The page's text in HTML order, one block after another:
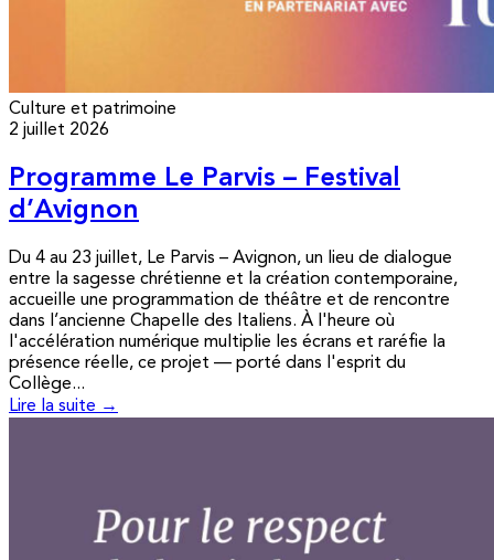
Culture et patrimoine
2 juillet 2026
Programme Le Parvis – Festival
d’Avignon
Du 4 au 23 juillet, Le Parvis – Avignon, un lieu de dialogue
entre la sagesse chrétienne et la création contemporaine,
accueille une programmation de théâtre et de rencontre
dans l’ancienne Chapelle des Italiens. À l'heure où
l'accélération numérique multiplie les écrans et raréfie la
présence réelle, ce projet — porté dans l'esprit du
Collège...
Lire la suite →